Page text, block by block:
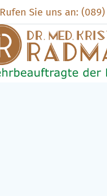
Rufen Sie uns an: (089)